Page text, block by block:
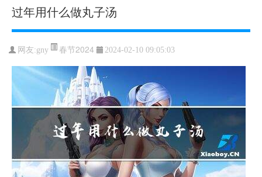
过年用什么做丸子汤
网友:gny 春节2024 2024-02-10 09:05:03